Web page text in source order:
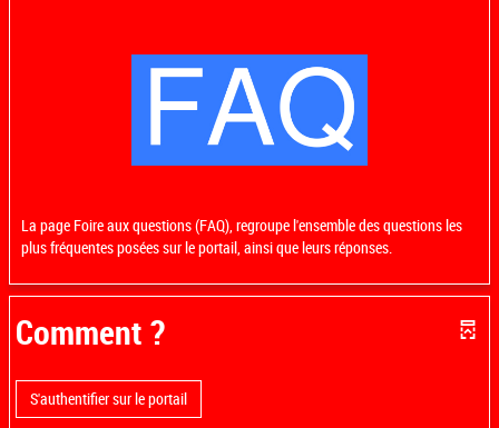
La page Foire aux questions (FAQ), regroupe l'ensemble des questions les
plus fréquentes posées sur le portail, ainsi que leurs réponses.
Comment ?
S'authentifier sur le portail